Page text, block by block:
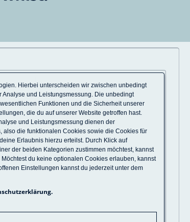
Hierbei unterscheiden wir zwischen unbedingt
und Leistungsmessung. Die unbedingt
Funktionen und die Sicherheit unserer
die du auf unserer Website getroffen hast.
und Leistungsmessung dienen der
die funktionalen Cookies sowie die Cookies für
Erlaubnis hierzu erteilst. Durch Klick auf
der beiden Kategorien zustimmen möchtest, kannst
du keine optionalen Cookies erlauben, kannst
Einstellungen kannst du jederzeit unter dem
.